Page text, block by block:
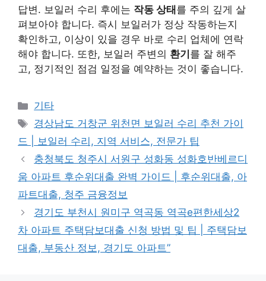
답변. 보일러 수리 후에는 작동 상태 를 주의 깊게 살
펴보아야 합니다. 즉시 보일러가 정상 작동하는지
확인하고, 이상이 있을 경우 바로 수리 업체에 연락
해야 합니다. 또한, 보일러 주변의 환기 를 잘 해주
고, 정기적인 점검 일정을 예약하는 것이 좋습니다.
Categories
기타
Tags
경상남도 거창군 위천면 보일러 수리 추천 가이
드 | 보일러 수리, 지역 서비스, 전문가 팁
충청북도 청주시 서원구 성화동 성화호반베르디
움 아파트 후순위대출 완벽 가이드 | 후순위대출, 아
파트대출, 청주 금융정보
경기도 부천시 원미구 역곡동 역곡e편한세상2
차 아파트 주택담보대출 신청 방법 및 팁 | 주택담보
대출, 부동산 정보, 경기도 아파트”